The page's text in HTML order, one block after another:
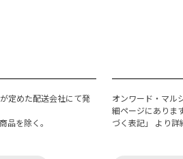
定めた配送会社にて発
品を除く。
オンワード・マル
細ページにありま
づく表記」 より詳